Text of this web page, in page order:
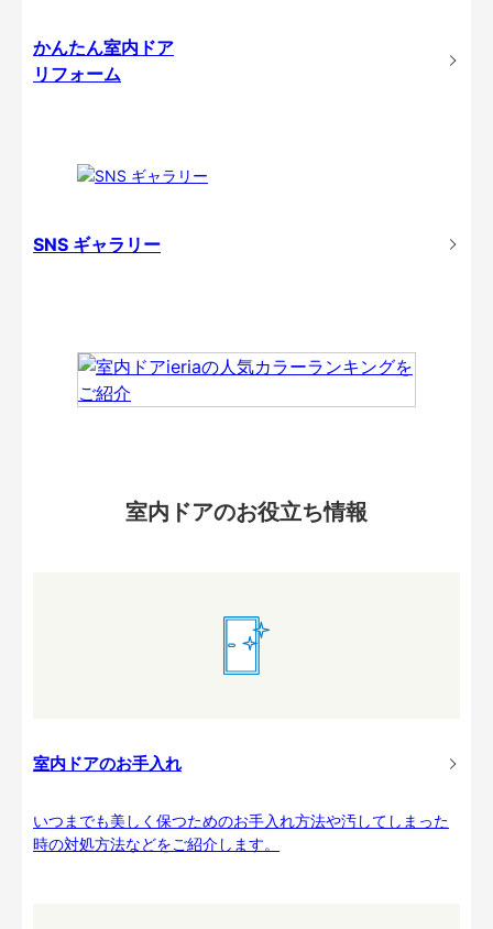
かんたん室内ドア
リフォーム
SNS ギャラリー
室内ドアのお役立ち情報
室内ドアのお手入れ
いつまでも美しく保つためのお手入れ方法や汚してしまった
時の対処方法などをご紹介します。